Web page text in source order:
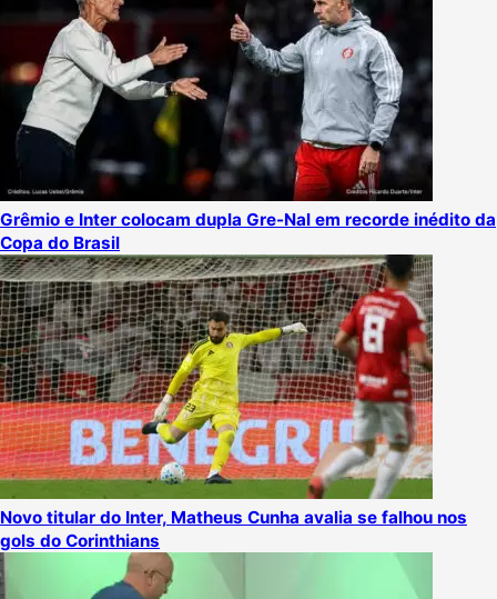
Grêmio e Inter colocam dupla Gre-Nal em recorde inédito da
Copa do Brasil
Novo titular do Inter, Matheus Cunha avalia se falhou nos
gols do Corinthians